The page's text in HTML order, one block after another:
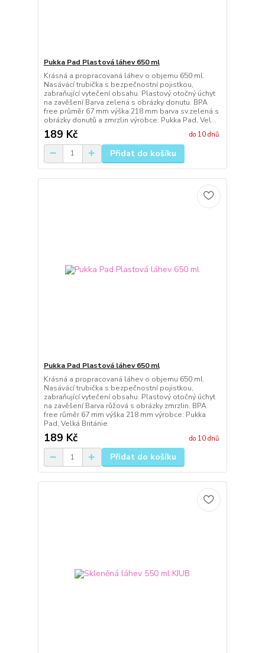
Pukka Pad Plastová láhev 650 ml
Krásná a propracovaná láhev o objemu 650 ml.
Nasávácí trubička s bezpečnostní pojistkou,
zabraňující vytečení obsahu. Plastový otočný úchyt
na zavěšení Barva zelená s obrázky donutu. BPA
free průměr 67 mm výška 218 mm barva sv.zelená s
obrázky donutů a zmrzlin výrobce: Pukka Pad, Vel...
189 Kč do 10 dnů
Přidat do košíku
Pukka Pad Plastová láhev 650 ml
Krásná a propracovaná láhev o objemu 650 ml.
Nasávácí trubička s bezpečnostní pojistkou,
zabraňující vytečení obsahu. Plastový otočný úchyt
na zavěšení Barva růžová s obrázky zmrzlin. BPA
free růměr 67 mm výška 218 mm výrobce: Pukka
Pad, Velká Británie
189 Kč do 10 dnů
Přidat do košíku